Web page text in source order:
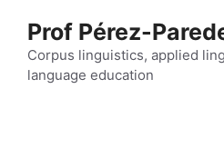
content
Prof Pérez-
Corpus linguistics, applied
language education